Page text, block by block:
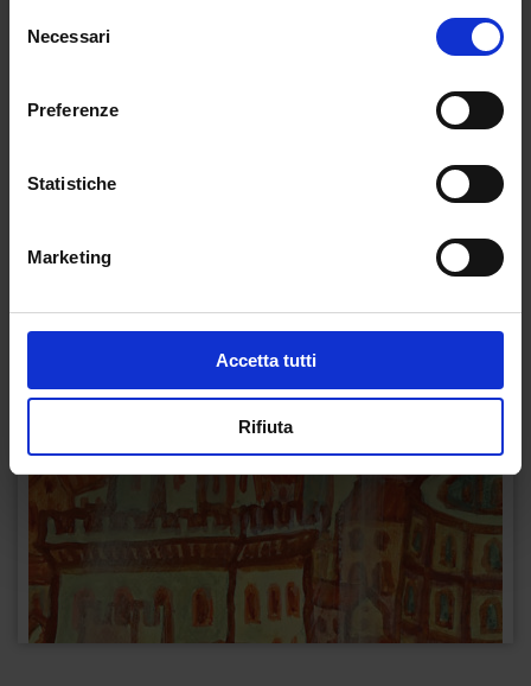
delNecessari
Preferenze
Statistiche
Marketing
Accetta tutti
Rifiuta